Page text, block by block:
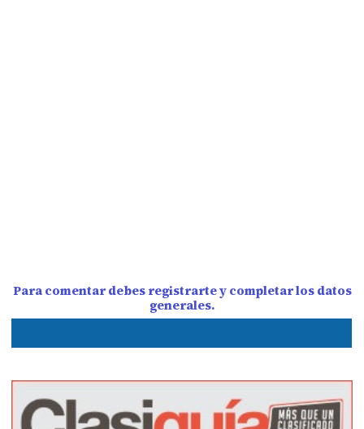
Para comentar debes registrarte y completar los datos
generales.